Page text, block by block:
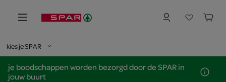
kies je SPAR
je boodschappen worden bezorgd door de SPAR in
jouw buurt